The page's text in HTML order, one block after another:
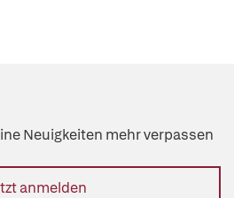
Neuigkeiten mehr verpassen
anmelden